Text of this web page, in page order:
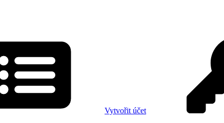
Vytvořit účet